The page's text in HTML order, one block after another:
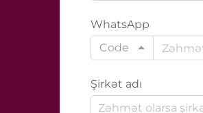
WhatsApp
Code
Şirkət adı